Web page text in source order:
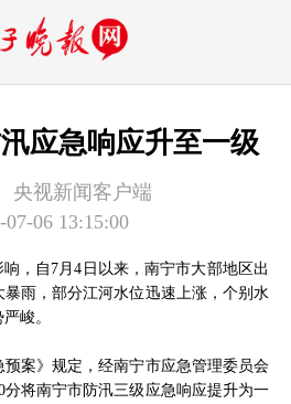
应急响应升至一级
央视新闻客户端
07-06 13:15:00
，自7月4日以来，南宁市大部地区出
雨，部分江河水位迅速上涨，个别水
峻。
案》规定，经南宁市应急管理委员会
分将南宁市防汛三级应急响应提升为一